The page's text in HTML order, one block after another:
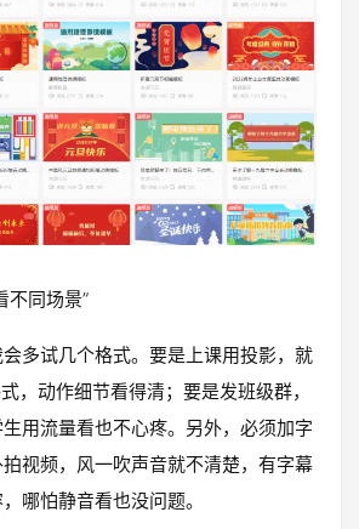
不同场景”
多试几个格式。要是上课用投影，就
，动作细节看得清；要是发班级群，
用流量看也不心疼。另外，必须加字
视频，风一吹声音就不清楚，有字幕
哪怕静音看也没问题。